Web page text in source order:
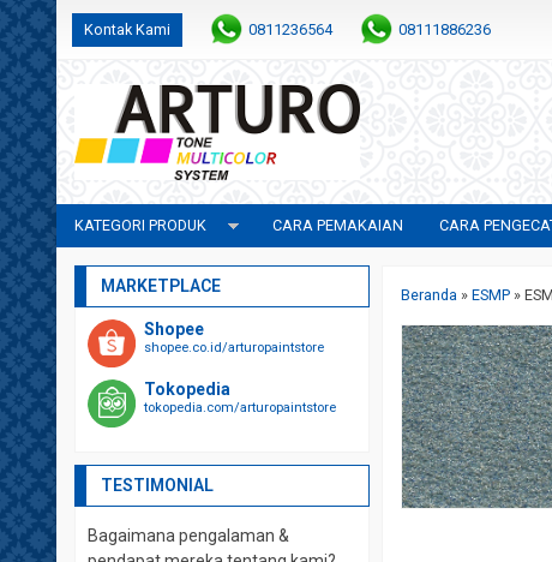
Kontak Kami 0811236564 08111886236
KATEGORI PRODUK CARA PEMAKAIAN CARA
Beranda »ESMP »
MARKETPLACE
Shopee
shopee.co.id/arturopaintstore
Tokopedia
tokopedia.com/arturopaintstore
TESTIMONIAL
Bagaimana pengalaman &